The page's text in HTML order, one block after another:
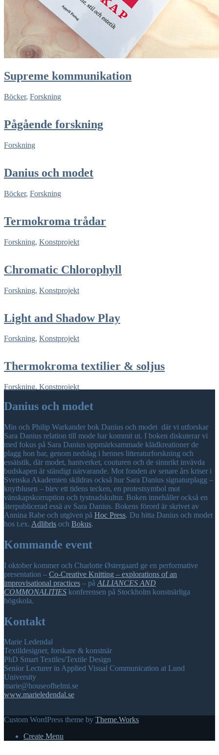
Supreme kommunikation
Böcker, Forskning
Pågående forskning
Forskning
Danius och modet
Böcker, Forskning
Termokroma trådar
Forskning, Konstprojekt
Chromatic Chlorophyll
Forskning, Konstprojekt
Light and Shadow Play
Forskning, Konstprojekt
Thermokroma textilier & soljus
Forskning, Konstprojekt
Danius och modet
Min och Philip Warkander bok Danius och modet där vi utforskar
Sara Danius relation till mode har kommit ut. I boken diskuterar vi
med fokus på Sara Danius uppmärksammade klädkreationer de
plagg hon bar, genom nedslag i hennes litteraturforskning och
essäistik, där modet, hantverket, couturen och de sinnrikt invävda
budskapen är ständigt närvarande. Mot fonden av senare års kriser i
Svenska Akademien skildras också hur Sara Danius signaturplagg –
knytblusen – blev ett tidens tecken, en protestsymbol mot
vänskapskorruption och tystnadskultur. Boken innehåller också en
återpublicerad essä av Sara Danius. Bokens förord är skrivet av
Annina Rabe och utgiven på Hoc Press. Du hitta Danius och modet
hos t.ex. Adlibris och Bokus.
Kommande event
I oktober kommer och Charlotte Østergaard ge en performative
presentation – Co-Creative Knitting – explorations of an
improvisational practices – på ALLIANCES AND
COMMONALITIES konferensen på Stockholm konstnärliga
högskola.
Kontakt
Marie Ledendal
Textildesigner, forskare & konstnär
PhD Smart Textiles/Textile Design
Senior Lecturer in Applied Visual Communication at Lund
University
marie@houseofhelmi.se
www.marieledendal.se
Custom WordPress theme by Theme.Works
Create Menu